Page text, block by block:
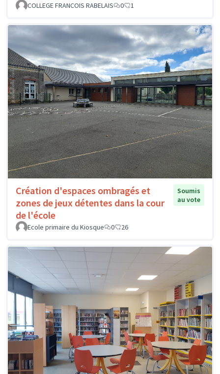
COLLEGE FRANCOIS RABELAIS
0 1
Création d'espaces ombragés et
zones de jeux détentes dans la cour
de l'école
Soumis
au vote
Ecole primaire du Kiosque 0 26